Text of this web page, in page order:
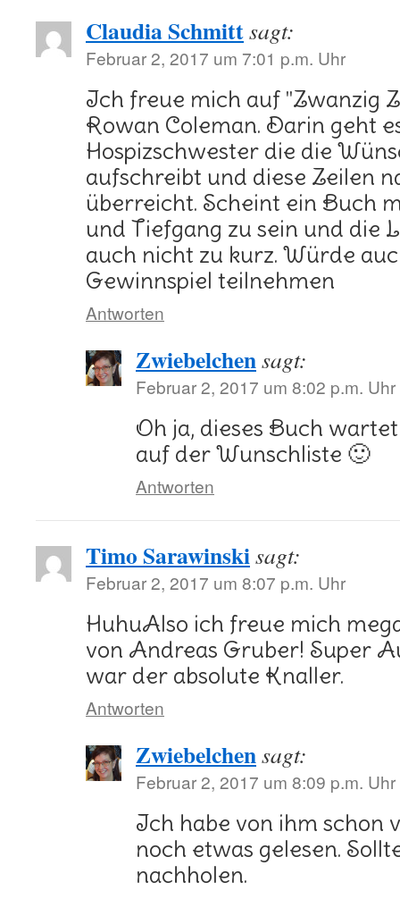
Claudia Schmittsagt:
Februar 2, 2017 um 7:01 p.m. Uhr
Ich freue mich auf "Zwanzig
Rowan Coleman. Darin geht
Hospizschwester die die
aufschreibt und diese Zeilen
überreicht. Scheint ein Buch
und Tiefgang zu sein und die
auch nicht zu kurz. Würde
Gewinnspiel teilnehmen
Antworten
Zwiebelchensagt:
Februar 2, 2017 um 8:02 p.m. Uhr
Oh ja, dieses Buch
auf der Wunschliste 🙂
Antworten
Timo Sarawinskisagt:
Februar 2, 2017 um 8:07 p.m. Uhr
HuhuAlso ich freue mich
von Andreas Gruber! Super
war der absolute Knaller.
Antworten
Zwiebelchensagt:
Februar 2, 2017 um 8:09 p.m. Uhr
Ich habe von ihm schon
noch etwas gelesen.
nachholen.